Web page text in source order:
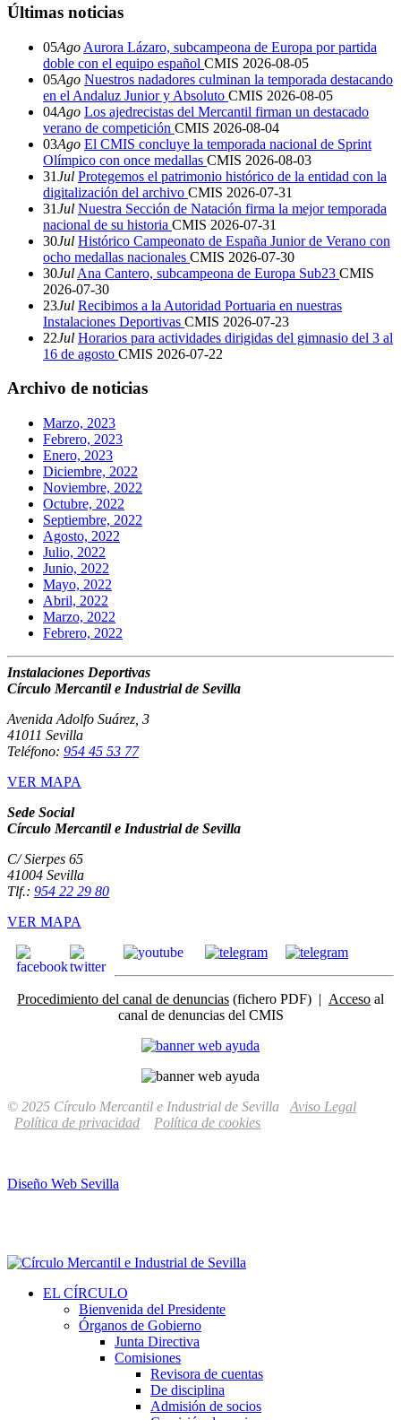
Últimas noticias
05Ago Aurora Lázaro, subcampeona de Europa por partida
doble con el equipo español CMIS 2026-08-05
05Ago Nuestros nadadores culminan la temporada destacando
en el Andaluz Junior y Absoluto CMIS 2026-08-05
04Ago Los ajedrecistas del Mercantil firman un destacado
verano de competición CMIS 2026-08-04
03Ago El CMIS concluye la temporada nacional de Sprint
Olímpico con once medallas CMIS 2026-08-03
31Jul Protegemos el patrimonio histórico de la entidad con la
digitalización del archivo CMIS 2026-07-31
31Jul Nuestra Sección de Natación firma la mejor temporada
nacional de su historia CMIS 2026-07-31
30Jul Histórico Campeonato de España Junior de Verano con
ocho medallas nacionales CMIS 2026-07-30
30Jul Ana Cantero, subcampeona de Europa Sub23 CMIS
2026-07-30
23Jul Recibimos a la Autoridad Portuaria en nuestras
Instalaciones Deportivas CMIS 2026-07-23
22Jul Horarios para actividades dirigidas del gimnasio del 3 al
16 de agosto CMIS 2026-07-22
Archivo de noticias
Marzo, 2023
Febrero, 2023
Enero, 2023
Diciembre, 2022
Noviembre, 2022
Octubre, 2022
Septiembre, 2022
Agosto, 2022
Julio, 2022
Junio, 2022
Mayo, 2022
Abril, 2022
Marzo, 2022
Febrero, 2022
Instalaciones Deportivas
Círculo Mercantil e Industrial de Sevilla
Avenida Adolfo Suárez, 3
41011 Sevilla
Teléfono: 954 45 53 77
VER MAPA
Sede Social
Círculo Mercantil e Industrial de Sevilla
C/ Sierpes 65
41004 Sevilla
Tlf.: 954 22 29 80
VER MAPA
Procedimiento del canal de denuncias (fichero PDF) | Acceso al
canal de denuncias del CMIS
© 2025 Círculo Mercantil e Industrial de Sevilla Aviso Legal
Política de privacidad
Política de cookies
Diseño Web Sevilla
EL CÍRCULO
Bienvenida del Presidente
Órganos de Gobierno
Junta Directiva
Comisiones
Revisora de cuentas
De disciplina
Admisión de socios